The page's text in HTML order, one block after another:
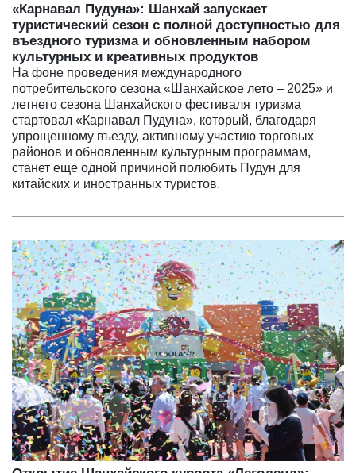
«Карнавал Пудуна»: Шанхай запускает
туристический сезон с полной доступностью для
въездного туризма и обновленным набором
культурных и креативных продуктов
На фоне проведения международного
потребительского сезона «Шанхайское лето – 2025» и
летнего сезона Шанхайского фестиваля туризма
стартовал «Карнавал Пудуна», который, благодаря
упрощенному въезду, активному участию торговых
районов и обновленным культурным программам,
станет еще одной причиной полюбить Пудун для
китайских и иностранных туристов.